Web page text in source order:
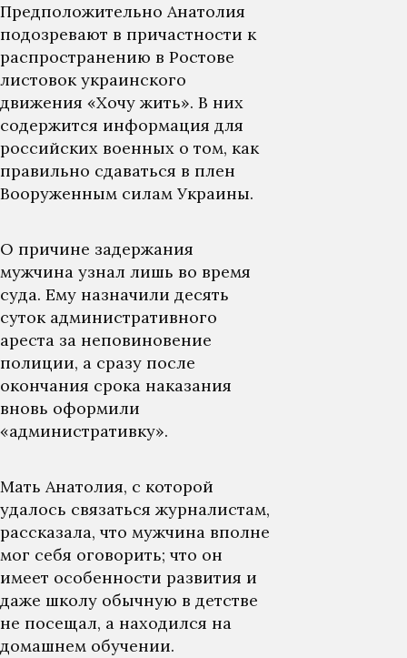
Предположительно Анатолия
подозревают в причастности к
распространению в Ростове
листовок украинского
движения «Хочу жить». В них
содержится информация для
российских военных о том, как
правильно сдаваться в плен
Вооруженным силам Украины.
О причине задержания
мужчина узнал лишь во время
суда. Ему назначили десять
суток административного
ареста за неповиновение
полиции, а сразу после
окончания срока наказания
вновь оформили
«административку».
Мать Анатолия, с которой
удалось связаться журналистам,
рассказала, что мужчина вполне
мог себя оговорить; что он
имеет особенности развития и
даже школу обычную в детстве
не посещал, а находился на
домашнем обучении.